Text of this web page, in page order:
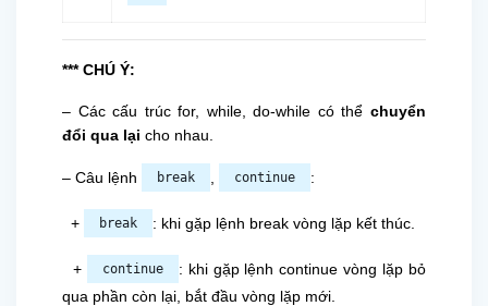
*** CHÚ Ý:
– Các cấu trúc for, while, do-while có thể chuyển
đổi qua lại cho nhau.
– Câu lệnh break continue :
+ break : khi gặp lệnh break vòng lặp kết thúc.
+ continue
: khi gặp lệnh continue vòng lặp bỏ
qua phần còn lại, bắt đầu vòng lặp mới.